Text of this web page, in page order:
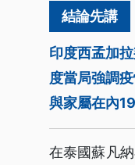
印度西孟加
度當局強調
與家屬在內
在泰國蘇凡